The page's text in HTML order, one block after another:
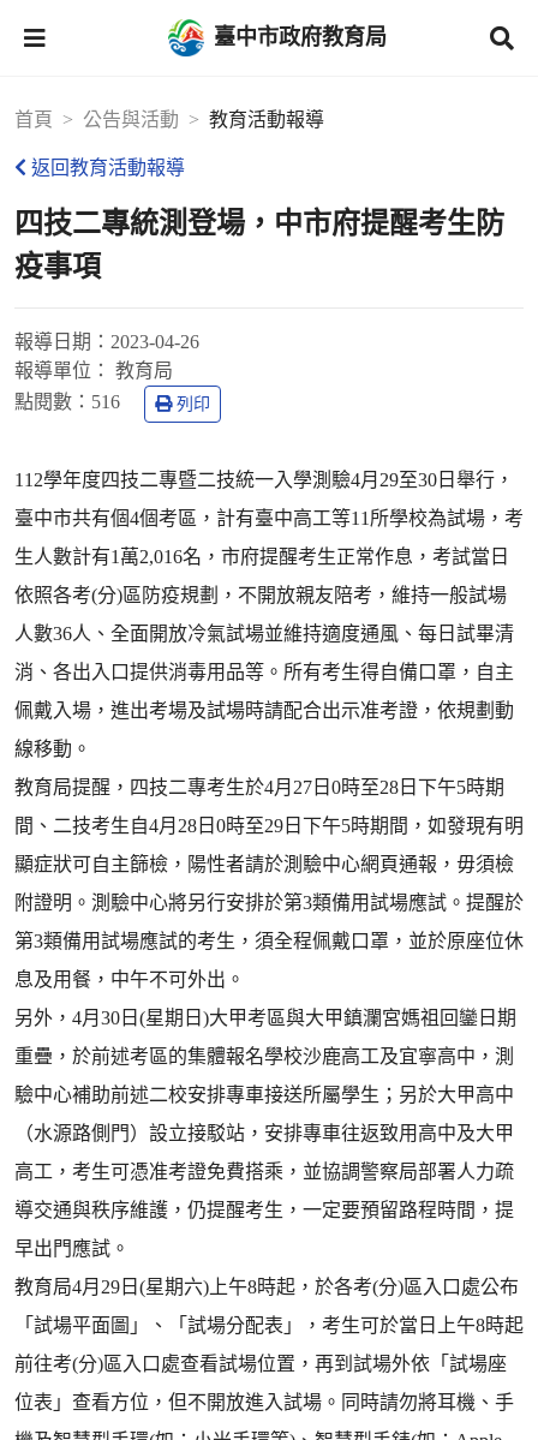
臺中市政府教育局
首頁 公告與活動 教育活動報導
返回教育活動報導
四技二專統測登場，中市府提醒考生防
疫事項
報導日期： 2023-04-26
報導單位：
教育局
點閱數： 516 列印
112學年度四技二專暨二技統一入學測驗4月29至30日舉行，
臺中市共有個4個考區，計有臺中高工等11所學校為試場，考
生人數計有1萬2,016名，市府提醒考生正常作息，考試當日
依照各考(分)區防疫規劃，不開放親友陪考，維持一般試場
人數36人、全面開放冷氣試場並維持適度通風、每日試畢清
消、各出入口提供消毒用品等。所有考生得自備口罩，自主
佩戴入場，進出考場及試場時請配合出示准考證，依規劃動
線移動。
教育局提醒，四技二專考生於4月27日0時至28日下午5時期
間、二技考生自4月28日0時至29日下午5時期間，如發現有明
顯症狀可自主篩檢，陽性者請於測驗中心網頁通報，毋須檢
附證明。測驗中心將另行安排於第3類備用試場應試。提醒於
第3類備用試場應試的考生，須全程佩戴口罩，並於原座位休
息及用餐，中午不可外出。
另外，4月30日(星期日)大甲考區與大甲鎮瀾宮媽祖回鑾日期
重疊，於前述考區的集體報名學校沙鹿高工及宜寧高中，測
驗中心補助前述二校安排專車接送所屬學生；另於大甲高中
（水源路側門）設立接駁站，安排專車往返致用高中及大甲
高工，考生可憑准考證免費搭乘，並協調警察局部署人力疏
導交通與秩序維護，仍提醒考生，一定要預留路程時間，提
早出門應試。
教育局4月29日(星期六)上午8時起，於各考(分)區入口處公布
「試場平面圖」、「試場分配表」，考生可於當日上午8時起
前往考(分)區入口處查看試場位置，再到試場外依「試場座
位表」查看方位，但不開放進入試場。同時請勿將耳機、手